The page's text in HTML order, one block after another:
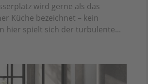
wird gerne als das
Küche bezeichnet – kein
hier spielt sich der turbulente...